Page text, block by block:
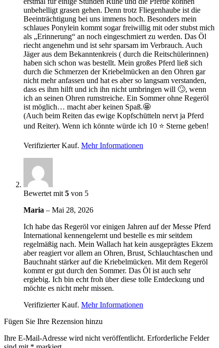
unbehelligt grasen gehen. Denn trotz Fliegenhaube ist die
Beeinträchtigung bei uns immens hoch. Besonders mein
schlaues Ponylein kommt sogar freiwillig mit oder stubst mich
als „Erinnerung“ an noch eingeschmiert zu werden. Das Öl
riecht angenehm und ist sehr sparsam im Verbrauch. Auch
Jäger aus dem Bekanntenkreis ( durch die Reitschülerinnen)
haben sich schon was bestellt. Mein großes Pferd ließ sich
durch die Schmerzen der Kriebelmücken an den Ohren gar
nicht mehr anfassen und hat es aber so langsam verstanden,
dass es ihm hilft und ich ihn nicht umbringen will 🙄, wenn
ich an seinen Ohren rumstreiche. Ein Sommer ohne Regeröl
ist möglich… macht aber keinen Spaß.🤩
(Auch beim Reiten das ewige Kopfschütteln nervt ja Pferd
und Reiter). Wenn ich könnte würde ich 10 ⭐️ Sterne geben!
Verifizierter Kauf. Mehr Informationen
Bewertet mit 5 von 5
Maria – Mai 28, 2026
Ich habe das Regeröl vor einigen Jahren auf der Messe Pferd
International kennengelernt und bestelle es mir seitdem
regelmäßig nach. Mein Wallach hat kein ausgeprägtes Ekzem
aber reagiert vor allem an Ohren, Brust, Schlauchtaschen und
Bauchnaht stärker auf die Kriebelmücken. Mit dem Regeröl
kommt er gut durch den Sommer. Das Öl ist auch sehr
ergiebig. Ich bin echt froh über diese tolle Entdeckung und
möchte es nicht mehr missen.
Verifizierter Kauf. Mehr Informationen
Fügen Sie Ihre Rezension hinzu
Ihre E-Mail-Adresse wird nicht veröffentlicht. Erforderliche Felder